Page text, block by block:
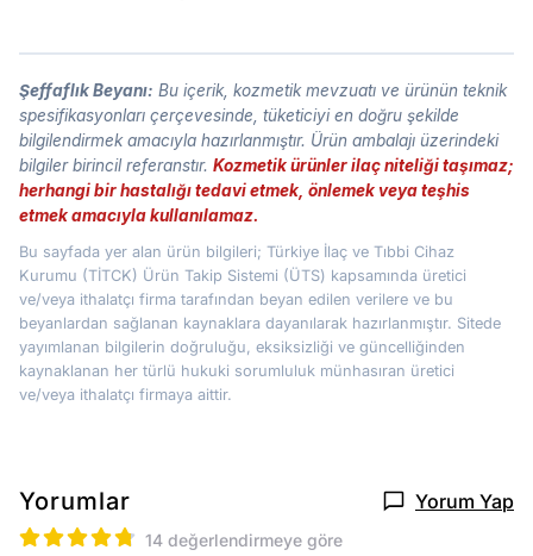
Şeffaflık Beyanı: Bu içerik, kozmetik mevzuatı ve ürünün teknik
spesifikasyonları çerçevesinde, tüketiciyi en doğru şekilde
bilgilendirmek amacıyla hazırlanmıştır. Ürün ambalajı üzerindeki
bilgiler birincil referanstır. Kozmetik ürünler ilaç niteliği taşımaz;
herhangi bir hastalığı tedavi etmek, önlemek veya teşhis
etmek amacıyla kullanılamaz.
Bu sayfada yer alan ürün bilgileri; Türkiye İlaç ve Tıbbi Cihaz
Kurumu (TİTCK) Ürün Takip Sistemi (ÜTS) kapsamında üretici
ve/veya ithalatçı firma tarafından beyan edilen verilere ve bu
beyanlardan sağlanan kaynaklara dayanılarak hazırlanmıştır. Sitede
yayımlanan bilgilerin doğruluğu, eksiksizliği ve güncelliğinden
kaynaklanan her türlü hukuki sorumluluk münhasıran üretici
ve/veya ithalatçı firmaya aittir.
Yorumlar Yorum Yap
14 değerlendirmeye göre